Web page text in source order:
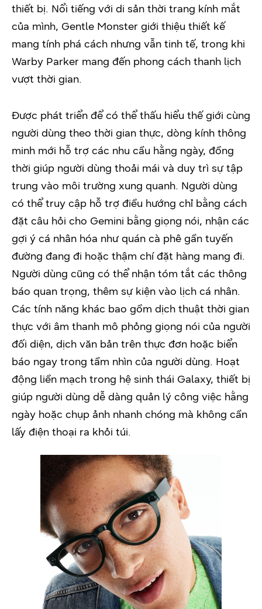
thiết bị. Nổi tiếng với di sản thời trang kính mắt
của mình, Gentle Monster giới thiệu thiết kế
mang tính phá cách nhưng vẫn tinh tế, trong khi
Warby Parker mang đến phong cách thanh lịch
vượt thời gian.
Được phát triển để có thể thấu hiểu thế giới cùng
người dùng theo thời gian thực, dòng kính thông
minh mới hỗ trợ các nhu cầu hằng ngày, đồng
thời giúp người dùng thoải mái và duy trì sự tập
trung vào môi trường xung quanh. Người dùng
có thể truy cập hỗ trợ điều hướng chỉ bằng cách
đặt câu hỏi cho Gemini bằng giọng nói, nhận các
gợi ý cá nhân hóa như quán cà phê gần tuyến
đường đang đi hoặc thậm chí đặt hàng mang đi.
Người dùng cũng có thể nhận tóm tắt các thông
báo quan trọng, thêm sự kiện vào lịch cá nhân.
Các tính năng khác bao gồm dịch thuật thời gian
thực với âm thanh mô phỏng giọng nói của người
đối diện, dịch văn bản trên thực đơn hoặc biển
báo ngay trong tầm nhìn của người dùng. Hoạt
động liền mạch trong hệ sinh thái Galaxy, thiết bị
giúp người dùng dễ dàng quản lý công việc hằng
ngày hoặc chụp ảnh nhanh chóng mà không cần
lấy điện thoại ra khỏi túi.